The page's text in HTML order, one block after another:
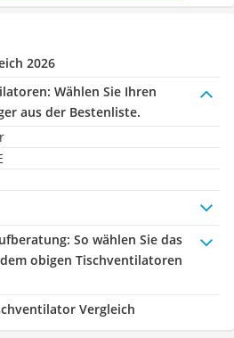
2026
Wählen Sie Ihren
aus der Bestenliste.
: So wählen Sie das
obigen Tischventilatoren
Vergleich